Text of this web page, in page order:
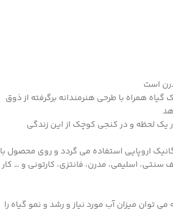
است
همراه با طرحی هنرمندانه برگرفته از ذوق
لحظه و در کنجی کوچک از این زندگی
اروپایی استفاده می گردد و روی محصول با
اسلیمی، مدرن، فانتزی، کارتونی و … کار
میزان آب مورد نیاز و رشد و نمو گیاه را